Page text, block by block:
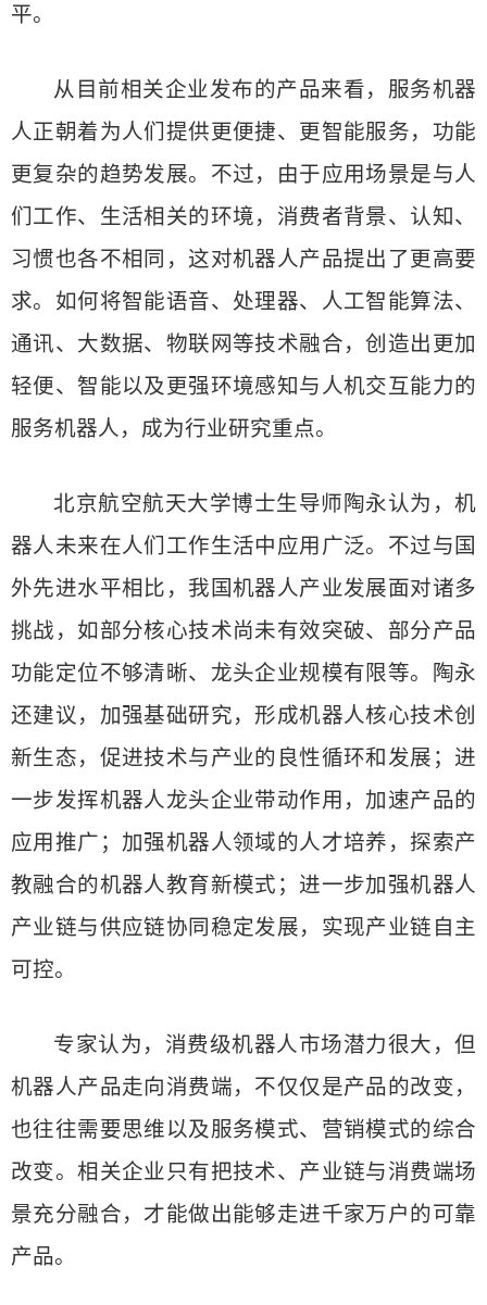
平。
从目前相关企业发布的产品来看，服务机器
人正朝着为人们提供更便捷、更智能服务，功能
更复杂的趋势发展。不过，由于应用场景是与人
们工作、生活相关的环境，消费者背景、认知、
习惯也各不相同，这对机器人产品提出了更高要
求。如何将智能语音、处理器、人工智能算法、
通讯、大数据、物联网等技术融合，创造出更加
轻便、智能以及更强环境感知与人机交互能力的
服务机器人，成为行业研究重点。
北京航空航天大学博士生导师陶永认为，机
器人未来在人们工作生活中应用广泛。不过与国
外先进水平相比，我国机器人产业发展面对诸多
挑战，如部分核心技术尚未有效突破、部分产品
功能定位不够清晰、龙头企业规模有限等。陶永
还建议，加强基础研究，形成机器人核心技术创
新生态，促进技术与产业的良性循环和发展；进
一步发挥机器人龙头企业带动作用，加速产品的
应用推广；加强机器人领域的人才培养，探索产
教融合的机器人教育新模式；进一步加强机器人
产业链与供应链协同稳定发展，实现产业链自主
可控。
专家认为，消费级机器人市场潜力很大，但
机器人产品走向消费端，不仅仅是产品的改变，
也往往需要思维以及服务模式、营销模式的综合
改变。相关企业只有把技术、产业链与消费端场
景充分融合，才能做出能够走进千家万户的可靠
产品。